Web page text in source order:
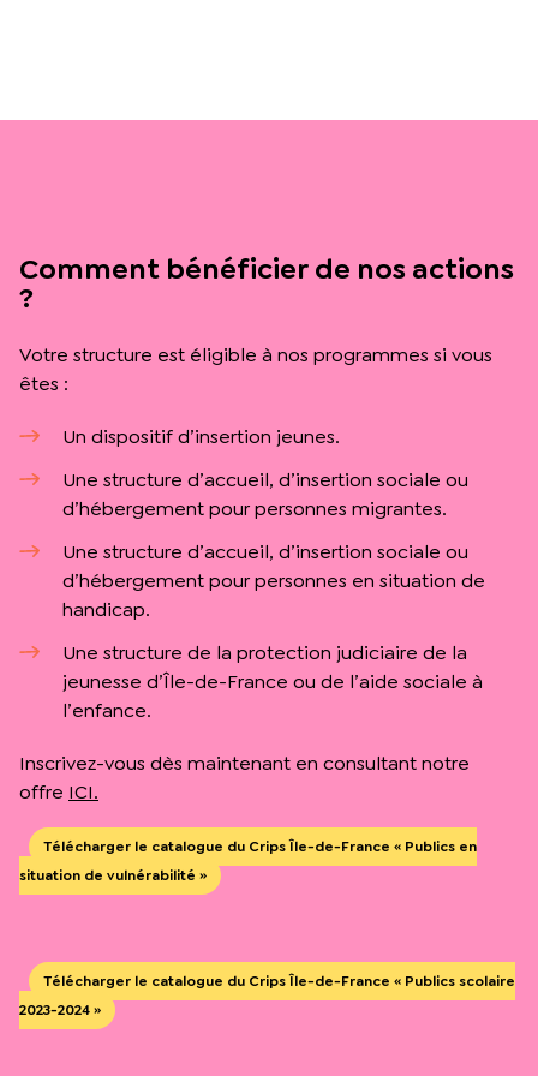
Comment bénéficier de nos actions
?
Votre structure est éligible à nos programmes si vous
êtes :
Un dispositif d’insertion jeunes.
Une structure d’accueil, d’insertion sociale ou
d’hébergement pour personnes migrantes.
Une structure d’accueil, d’insertion sociale ou
d’hébergement pour personnes en situation de
handicap.
Une structure de la protection judiciaire de la
jeunesse d’Île-de-France ou de l’aide sociale à
l’enfance.
Inscrivez-vous dès maintenant en consultant notre
offre ICI.
Télécharger le catalogue du Crips Île-de-France « Publics en
situation de vulnérabilité »
Télécharger le catalogue du Crips Île-de-France « Publics scolaire
2023-2024 »